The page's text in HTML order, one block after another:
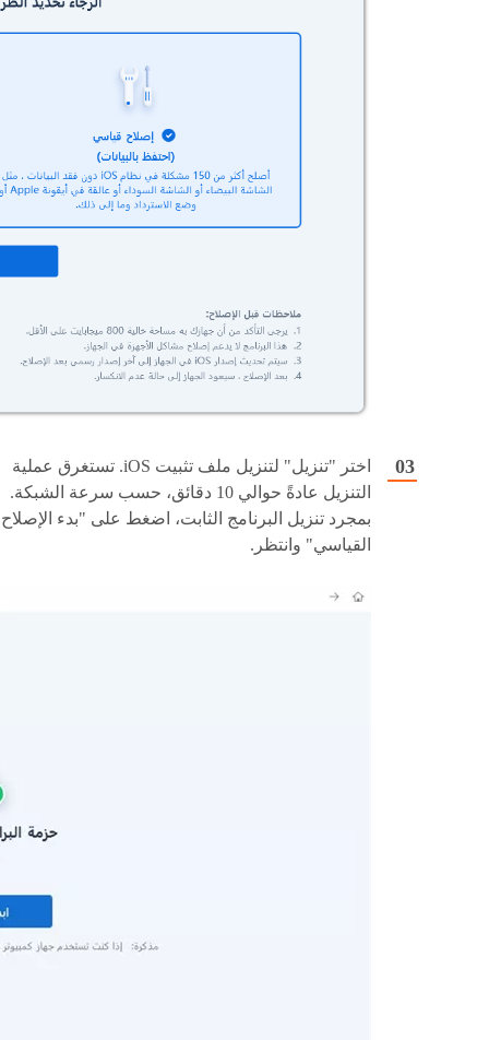
اختر "تنزيل" لتنزيل ملف تثبيت iOS. تستغرق عملية
التنزيل عادةً حوالي 10 دقائق، حسب سرعة الشبكة.
بمجرد تنزيل البرنامج الثابت، اضغط على "بدء الإصلاح
القياسي" وانتظر.